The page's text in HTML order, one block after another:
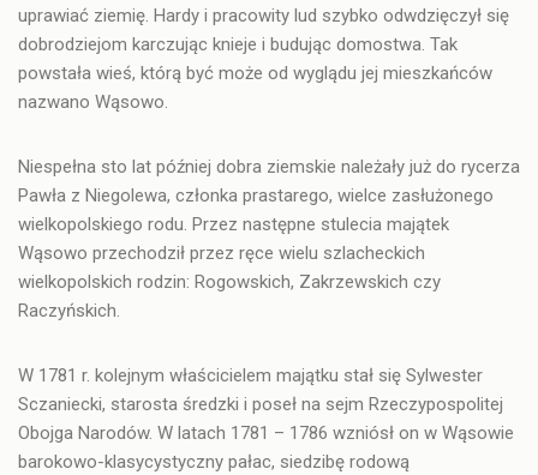
uprawiać ziemię. Hardy i pracowity lud szybko odwdzięczył się
dobrodziejom karczując knieje i budując domostwa. Tak
powstała wieś, którą być może od wyglądu jej mieszkańców
nazwano Wąsowo.
Niespełna sto lat później dobra ziemskie należały już do rycerza
Pawła z Niegolewa, członka prastarego, wielce zasłużonego
wielkopolskiego rodu. Przez następne stulecia majątek
Wąsowo przechodził przez ręce wielu szlacheckich
wielkopolskich rodzin: Rogowskich, Zakrzewskich czy
Raczyńskich.
W 1781 r. kolejnym właścicielem majątku stał się Sylwester
Sczaniecki, starosta średzki i poseł na sejm Rzeczypospolitej
Obojga Narodów. W latach 1781 – 1786 wzniósł on w Wąsowie
barokowo-klasycystyczny pałac, siedzibę rodową